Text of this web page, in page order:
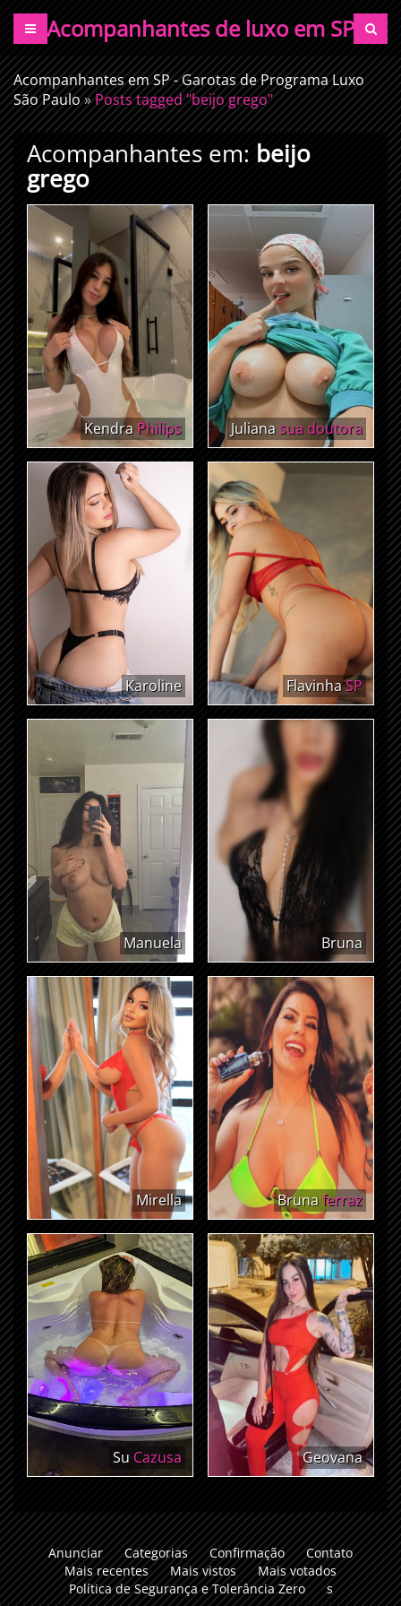
Acompanhantes de luxo em SP
Acompanhantes em SP - Garotas de Programa Luxo
São Paulo»Posts tagged "beijo grego"
Acompanhantes em: beijo
grego
Kendra Philips Juliana sua doutora
Karoline FlavinhaSP
Manuela Bruna
Mirella Brunaferraz
Su Cazusa Geovana
Anunciar Categorias Confirmação
Contato
Mais recentes
Mais vistos
Mais votados
Política de Segurança e Tolerância Zero
s